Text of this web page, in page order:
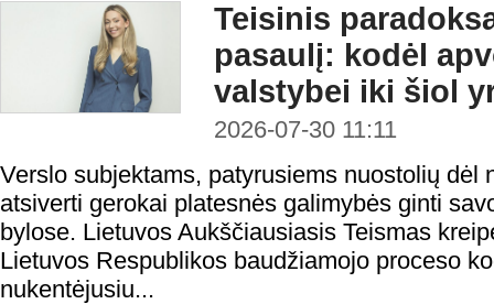
Teisinis
pasaulį: kodėl
valstybei iki šiol
2026-07-30 11:11
Verslo subjektams, patyrusiems nuostolių dėl
atsiverti gerokai platesnės galimybės ginti
bylose. Lietuvos Aukščiausiasis Teismas
Lietuvos Respublikos baudžiamojo proceso
nukentėjusiu...